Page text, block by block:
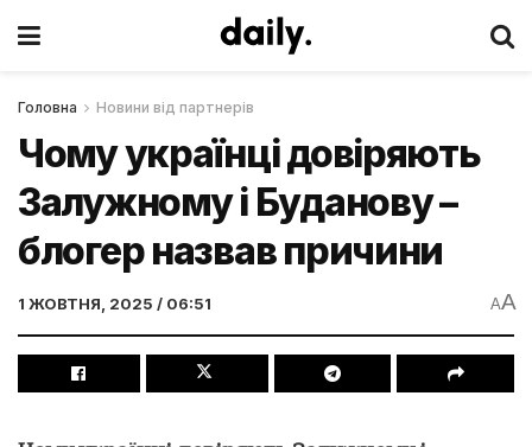
Головна Новини від партнерів
Чому українці довіряють
Залужному і Буданову –
блогер назвав причини
1 ЖОВТНЯ, 2025 / 06:51 AA